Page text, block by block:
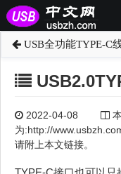
USB全功能TYPE-C
2022-04-08
为:http://
请附上本文链接。